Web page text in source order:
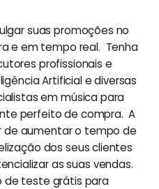
suas promoções no
e em tempo real. Tenha
profissionais e
Artificial e diversas
em música para
perfeito de compra. A
aumentar o tempo de
dos seus clientes
as suas vendas.
de teste grátis para